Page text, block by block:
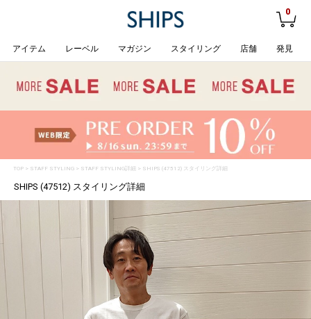
0
アイテム レーベル マガジン スタイリング 店舗 発見
TOP> STAFF STYLING> STAFF STYLING詳細 > SHIPS (47512) スタイリング詳細
SHIPS (47512) スタイリング詳細